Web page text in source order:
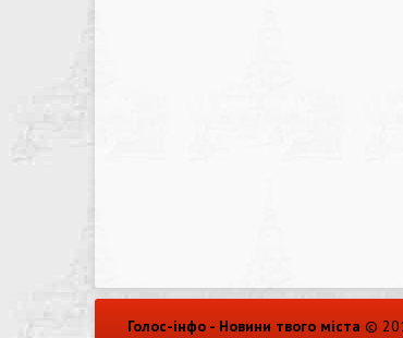
Голос-інфо - Новини твого міста ©